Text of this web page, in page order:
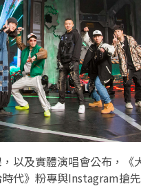
以及實體演唱會公布，
代》粉專與Instagram搶